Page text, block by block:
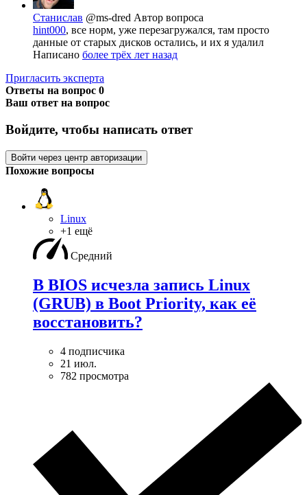
Станислав @ms-dred Автор вопроса
hint000, все норм, уже перезагружался, там просто
данные от старых дисков остались, и их я удалил
Написано более трёх лет назад
Пригласить эксперта
Ответы на вопрос 0
Ваш ответ на вопрос
Войдите, чтобы написать ответ
Войти через центр авторизации
Похожие вопросы
Linux
+1 ещё
Средний
В BIOS исчезла запись Linux
(GRUB) в Boot Priority, как её
восстановить?
4 подписчика
21 июл.
782 просмотра